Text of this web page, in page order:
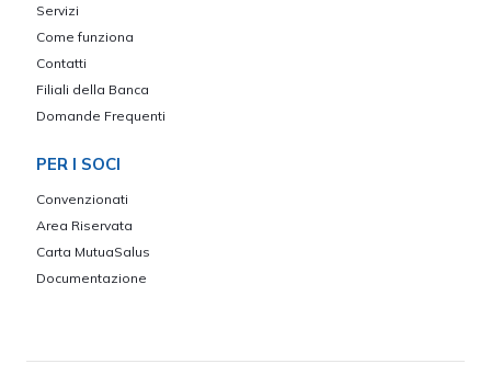
Servizi
Come funziona
Contatti
Filiali della Banca
Domande Frequenti
PER I SOCI
Convenzionati
Area Riservata
Carta MutuaSalus
Documentazione